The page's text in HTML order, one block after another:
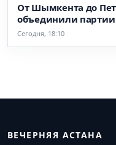
От Шымкента до
объединили
Сегодня, 18:10
ВЕЧЕРНЯЯ АСТАНА